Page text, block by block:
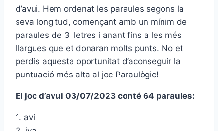
d’avui. Hem ordenat les paraules segons la
seva longitud, començant amb un mínim de
paraules de 3 lletres i anant fins a les més
llargues que et donaran molts punts. No et
perdis aquesta oportunitat d’aconseguir la
puntuació més alta al joc Paraulògic!
El joc d’avui 03/07/2023 conté 64 paraules:
1. avi